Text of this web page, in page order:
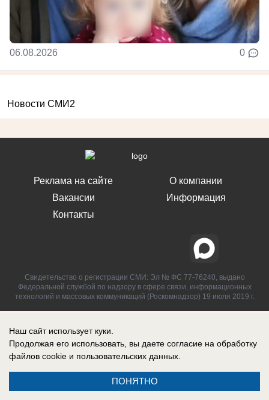
06.08.2026 0
Новости СМИ2
Реклама на сайте
Вакансии
Контакты
О компании
Информация
Свидетельство о регистрации СМИ: Эл № ФС 77-76240, выдано
Федеральной службой по надзору в сфере связи, информационных
технологий и массовых коммуникаций (Роскомнадзор) 19 июля 2019 г.
Наш сайт использует куки.
Продолжая его использовать, вы даете согласие на обработку
файлов cookie и пользовательских данных.
ПОНЯТНО